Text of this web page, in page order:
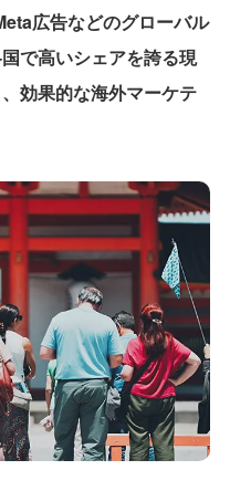
広告などのグローバル
で高いシェアを誇る現
効果的な海外マーケテ